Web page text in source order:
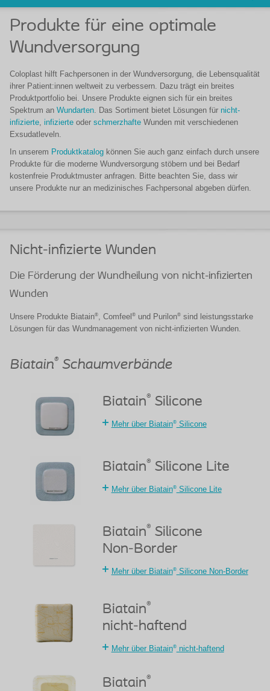
Produkte für eine optimale
Wundversorgung
Coloplast hilft Fachpersonen in der Wundversorgung, die Lebensqualität
ihrer Patient:innen weltweit zu verbessern. Dazu trägt ein breites
Produktportfolio bei. Unsere Produkte eignen sich für ein breites
Spektrum an Wundarten. Das Sortiment bietet Lösungen für nicht-
infizierte, infizierte oder schmerzhafte Wunden mit verschiedenen
Exsudatleveln.
In unserem Produktkatalog können Sie auch ganz einfach durch unsere
Produkte für die moderne Wundversorgung stöbern und bei Bedarf
kostenfreie Produktmuster anfragen. Bitte beachten Sie, dass wir
unsere Produkte nur an medizinisches Fachpersonal abgeben dürfen.
Nicht-infizierte Wunden
Die Förderung der Wundheilung von nicht-infizierten
Wunden
Unsere Produkte Biatain®, Comfeel ® und Purilon® sind leistungsstarke
Lösungen für das Wundmanagement von nicht-infizierten Wunden.
Biatain® Schaumverbände
Biatain® Silicone
Mehr über Biatain®Silicone
Biatain® Silicone Lite
Mehr über Biatain®Silicone Lite
Biatain® Silicone
Non-Border
Mehr über Biatain®Silicone Non-Border
Biatain®
nicht-haftend
Mehr über Biatain®nicht-haftend
Biatain®